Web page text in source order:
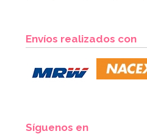
Envíos realizados con
Síguenos en